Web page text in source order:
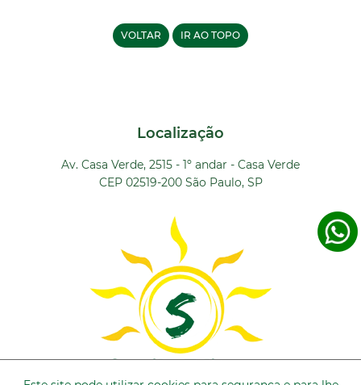
VOLTAR IR AO TOPO
Localização
Av. Casa Verde, 2515 - 1º andar - Casa Verde
CEP 02519-200 São Paulo, SP